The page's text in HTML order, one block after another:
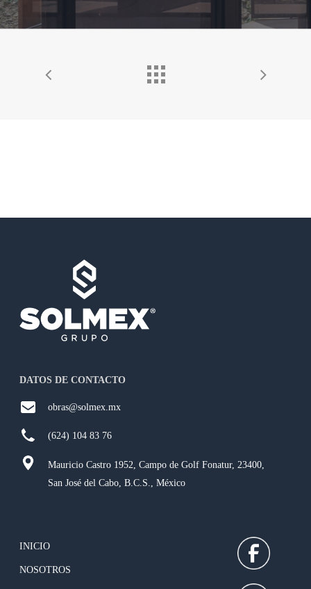
DATOS DE CONTACTO
obras@solmex.mx
(624) 104 83 76
Mauricio Castro 1952, Campo de Golf Fonatur, 23400,
San José del Cabo, B.C.S., México
INICIO
NOSOTROS